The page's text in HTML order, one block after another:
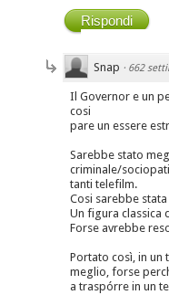
Rispondi
Snap · 662
Il Governor e un
cosi
pare un essere
Sarebbe stato
criminale/
tanti telefilm.
Cosi sarebbe
Un figura classica
Forse avrebbe
Portato così, in un
meglio, forse
a traspórre in un